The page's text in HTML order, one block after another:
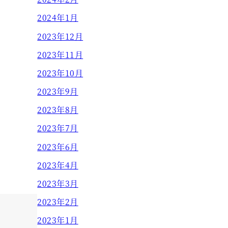
2024年1月
2023年12月
2023年11月
2023年10月
2023年9月
2023年8月
2023年7月
2023年6月
2023年4月
2023年3月
2023年2月
2023年1月